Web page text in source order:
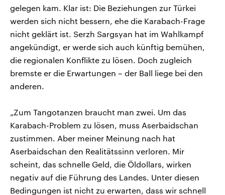
gelegen kam. Klar ist: Die Beziehungen zur Türkei
werden sich nicht bessern, ehe die Karabach-Frage
nicht geklärt ist. Serzh Sargsyan hat im Wahlkampf
angekündigt, er werde sich auch künftig bemühen,
die regionalen Konflikte zu lösen. Doch zugleich
bremste er die Erwartungen – der Ball liege bei den
anderen.
„Zum Tangotanzen braucht man zwei. Um das
Karabach-Problem zu lösen, muss Aserbaidschan
zustimmen. Aber meiner Meinung nach hat
Aserbaidschan den Realitätssinn verloren. Mir
scheint, das schnelle Geld, die Öldollars, wirken
negativ auf die Führung des Landes. Unter diesen
Bedingungen ist nicht zu erwarten, dass wir schnell